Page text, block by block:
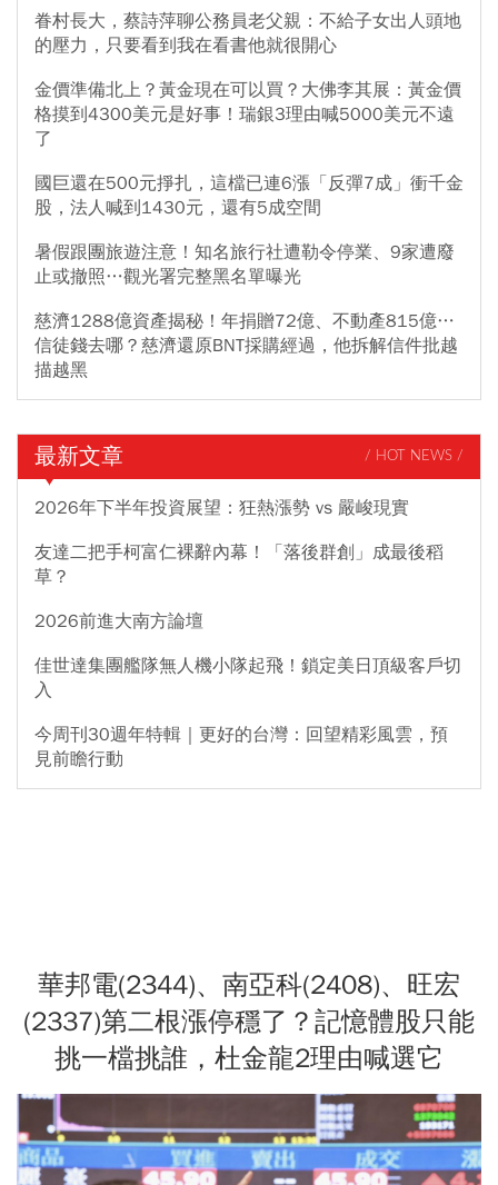
眷村長大，蔡詩萍聊公務員老父親：不給子女出人頭地
的壓力，只要看到我在看書他就很開心
金價準備北上？黃金現在可以買？大佛李其展：黃金價
格摸到4300美元是好事！瑞銀3理由喊5000美元不遠
了
國巨還在500元掙扎，這檔已連6漲「反彈7成」衝千金
股，法人喊到1430元，還有5成空間
暑假跟團旅遊注意！知名旅行社遭勒令停業、9家遭廢
止或撤照…觀光署完整黑名單曝光
慈濟1288億資產揭秘！年捐贈72億、不動產815億…
信徒錢去哪？慈濟還原BNT採購經過，他拆解信件批越
描越黑
最新文章 / HOT NEWS /
2026年下半年投資展望：狂熱漲勢 vs 嚴峻現實
友達二把手柯富仁裸辭內幕！「落後群創」成最後稻
草？
2026前進大南方論壇
佳世達集團艦隊無人機小隊起飛！鎖定美日頂級客戶切
入
今周刊30週年特輯｜更好的台灣：回望精彩風雲，預
見前瞻行動
華邦電(2344)、南亞科(2408)、旺宏
(2337)第二根漲停穩了？記憶體股只能
挑一檔挑誰，杜金龍2理由喊選它